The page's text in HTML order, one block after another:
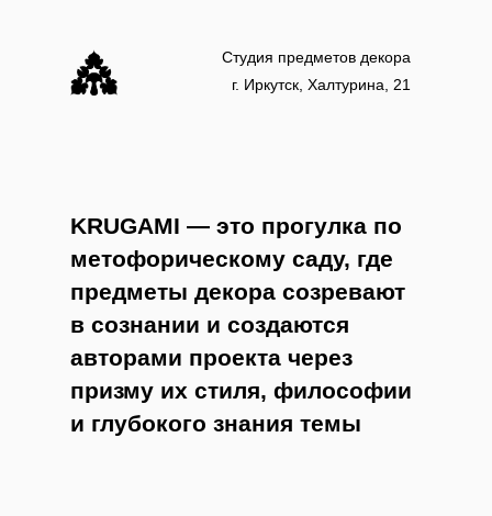
г. Иркутск, Халтурина, 21
Студия предметов декора
KRUGAMI — это прогулка по
метофорическому саду, где
предметы декора созревают
в сознании и создаются
авторами проекта через
призму их стиля, философии
и глубокого знания темы